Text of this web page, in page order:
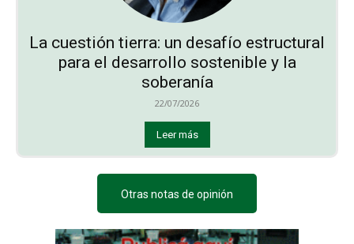
La cuestión tierra: un desafío estructural
para el desarrollo sostenible y la
soberanía
22/07/2026
Leer más
Otras notas de opinión